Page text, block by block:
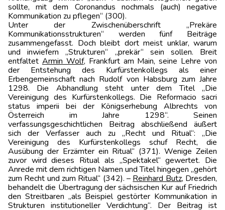
sollte, mit dem Coronandus nochmals (auch) negative
Kommunikation zu pflegen“ (300).
Unter der Zwischenüberschrift „Prekäre
Kommunikationsstrukturen“ werden fünf Beiträge
zusammengefasst. Doch bleibt dort meist unklar, warum
und inwiefern „Strukturen“ „prekär“ sein sollen. Breit
entfaltet Armin Wolf, Frankfurt am Main, seine Lehre von
der Entstehung des Kurfürstenkollegs als einer
Erbengemeinschaft nach Rudolf von Habsburg zum Jahre
1298. Die Abhandlung steht unter dem Titel „Die
Vereinigung des Kurfürsten­kollegs. Die Reformacio sacri
status imperii bei der Königserhebung Albrechts von
Österreich im Jahre 1298“. Seinen
verfassungsgeschichtlichen Beitrag abschließend äußert
sich der Verfasser auch zu „Recht und Ritual“: „Die
Vereinigung des Kurfürstenkollegs schuf Recht, die
Ausübung der Erzämter ein Ritual“ (371). Wenige Zeilen
zuvor wird dieses Ritual als „Spektakel“ gewertet. Die
Anrede mit dem richtigen Namen und Titel hingegen „gehört
zum Recht und zum Ritual“ (342). – Reinhard Butz, Dresden,
behandelt die Übertragung der sächsischen Kur auf Friedrich
den Streitbaren „als Beispiel gestörter Kommunikation in
Strukturen institutioneller Verdichtung“. Der Beitrag ist